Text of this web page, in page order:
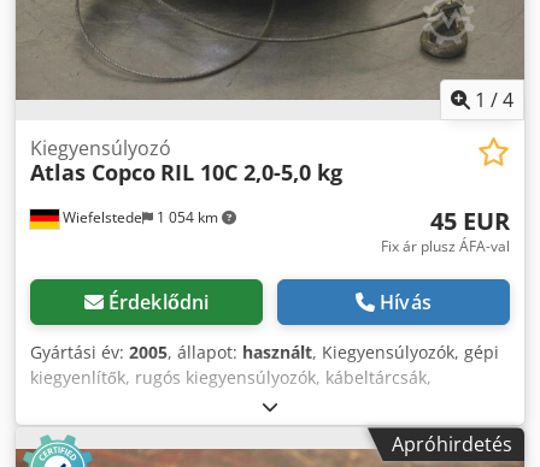
1 /4
Wiefelstede 1 054 km
Kiegyensúlyozó
Atlas Copco RIL 10C 2,0-5,0 kg
45 EUR
Fix ár plusz ÁFA-val
Érdeklődni Hívás
Gyártási év: 2005, állapot: használt, Kiegyensúlyozók, gépi
kiegyenlítők, rugós kiegyensúlyozók, kábeltárcsák,
ellensúlyok kiegyensúlyozói - Gyártó: Atlas Copco, RIL 10C
típus - Terhelhetőség: 2,0 - 5,0 kg -Méretek: 200/250/70
mm -Súly: 2,6 kg Credpfxegggy Es Ab Eof
Apróhirdetés